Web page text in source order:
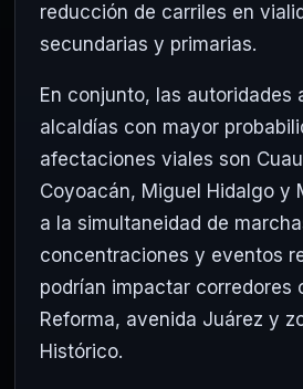
reducción de carriles en
secundarias y primarias.
En conjunto, las autoridades
alcaldías con mayor
afectaciones viales son
Coyoacán, Miguel Hidalgo y
a la simultaneidad de
concentraciones y eventos
podrían impactar corredores
Reforma, avenida Juárez y
Histórico.